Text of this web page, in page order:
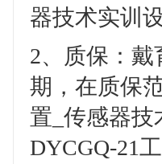
器技术实训
2、质保：
期，在质保
置_传感器
DYCGQ-21